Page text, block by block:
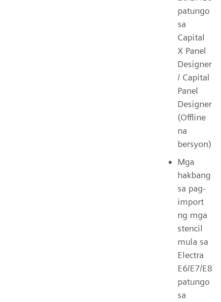
patungo
sa
Capital
X Panel
Designer
/ Capital
Panel
Designer
(Offline
na
bersyon)
Mga
hakbang
sa pag-
import
ng mga
stencil
mula sa
Electra
E6/E7/E8
patungo
sa